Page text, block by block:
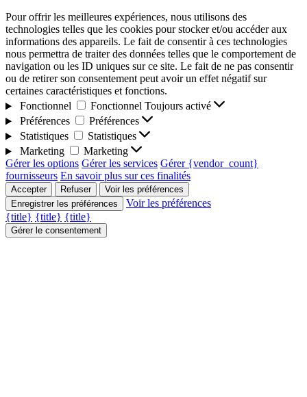
Pour offrir les meilleures expériences, nous utilisons des
technologies telles que les cookies pour stocker et/ou accéder aux
informations des appareils. Le fait de consentir à ces technologies
nous permettra de traiter des données telles que le comportement de
navigation ou les ID uniques sur ce site. Le fait de ne pas consentir
ou de retirer son consentement peut avoir un effet négatif sur
certaines caractéristiques et fonctions.
Fonctionnel
Fonctionnel Toujours activé
Préférences
Préférences
Statistiques
Statistiques
Marketing
Marketing
Gérer les options Gérer les services Gérer {vendor_count}
fournisseurs En savoir plus sur ces finalités
Accepter Refuser
Voir les préférences
Enregistrer les préférences
Voir les préférences
{title} {title} {title}
Gérer le consentement